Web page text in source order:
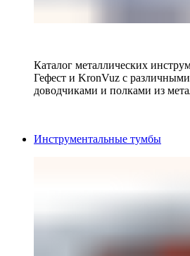
Каталог металлических
Гефест и KronVuz с
доводчиками и полками из
Инструментальные тумбы